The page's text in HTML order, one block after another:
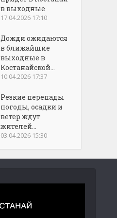
в выходные
17.04.2026 17:10
Дожди ожидаются
в ближайшие
выходные в
Костанайской...
10.04.2026 17:37
Резкие перепады
погоды, осадки и
ветер ждут
жителей...
03.04.2026 15:30